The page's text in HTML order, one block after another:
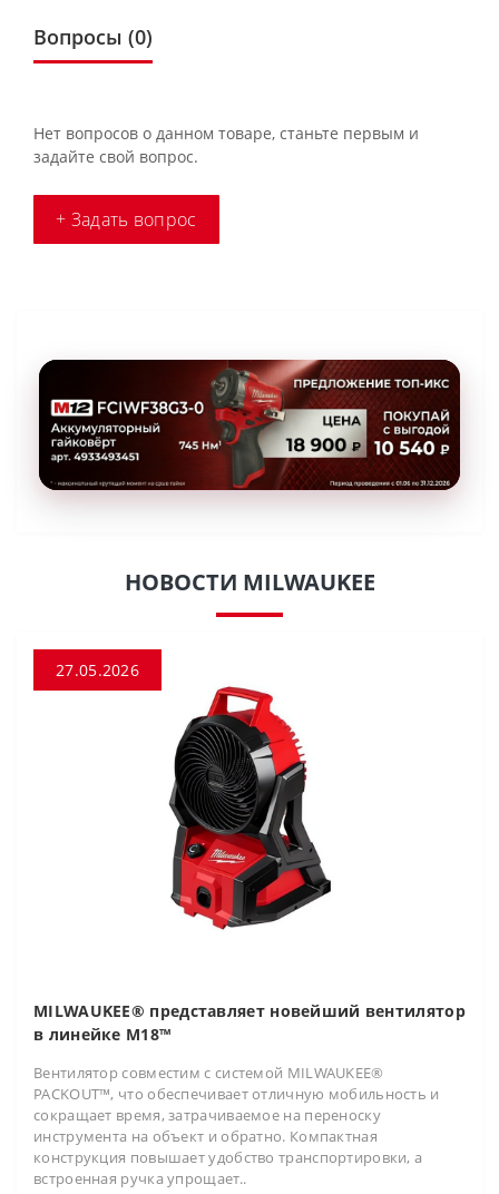
Вопросы (0)
Нет вопросов о данном товаре, станьте первым и
задайте свой вопрос.
+ Задать вопрос
НОВОСТИ MILWAUKEE
27.05.2026
MILWAUKEE® представляет новейший вентилятор
в линейке M18™
Вентилятор совместим с системой MILWAUKEE®
PACKOUT™, что обеспечивает отличную мобильность и
сокращает время, затрачиваемое на переноску
инструмента на объект и обратно. Компактная
конструкция повышает удобство транспортировки, а
встроенная ручка упрощает..